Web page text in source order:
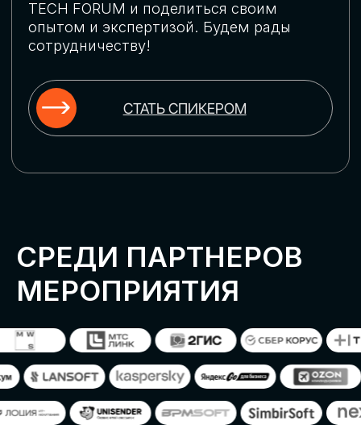
ОСТАВИТЬ
ЗАЯВКУ
Оставьте заявку, наши менеджеры